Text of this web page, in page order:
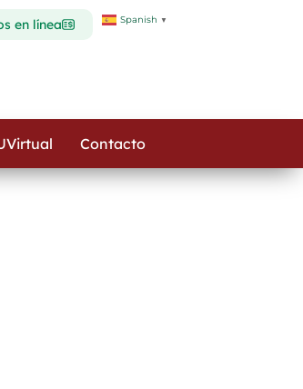
en línea Spanish ▼
Contacto